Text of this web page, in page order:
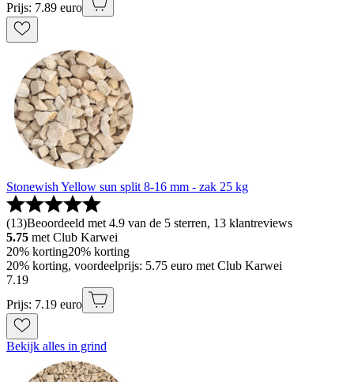
Prijs: 7.89 euro
Stonewish Yellow sun split 8-16 mm - zak 25 kg
(13)Beoordeeld met 4.9 van de 5 sterren, 13 klantreviews
5.75 met Club Karwei
20% korting20% korting
20% korting, voordeelprijs: 5.75 euro met Club Karwei
7.19
Prijs: 7.19 euro
Bekijk alles in grind